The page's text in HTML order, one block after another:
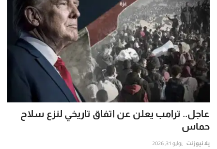
عاجل.. ترامب يعلن عن اتفاق تاريخي لنزع سلاح
حماس
يلا نيوز نت يوليو 31, 2026